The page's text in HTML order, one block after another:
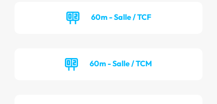
60m - Salle / TCF
60m - Salle / TCM